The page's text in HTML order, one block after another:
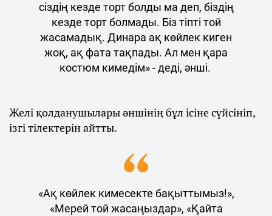
сіздің кезде торт болды ма деп, біздің
кезде торт болмады. Біз тіпті той
жасамадық. Динара ақ көйлек киген
жоқ, ақ фата тақпады. Ал мен қара
костюм кимедім» - деді, әнші.
Желі қолданушылары әншінің бұл ісіне сүйсініп,
ізгі тілектерін айтты.
«Ақ көйлек кимесекте бақыттымыз!»,
«Мерей той жасаңыздар», «Қайта